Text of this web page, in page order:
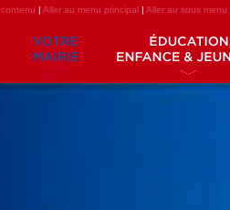
| Aller au menu principal| Aller au sous menu